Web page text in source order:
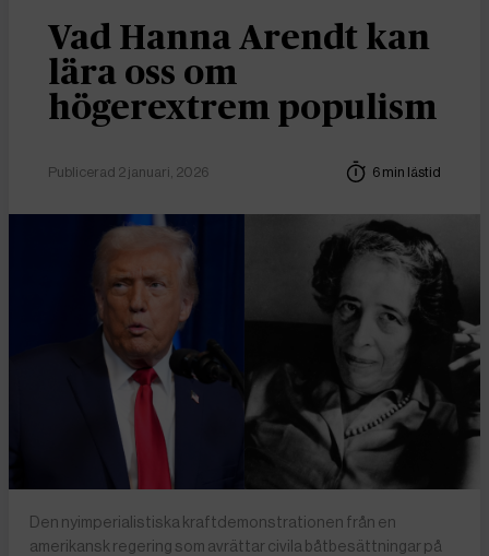
Vad Hanna Arendt kan
lära oss om
högerextrem populism
Publicerad 2 januari, 2026 6 min lästid
Den nyimperialistiska kraftdemonstrationen från en
amerikansk regering som avrättar civila båtbesättningar på